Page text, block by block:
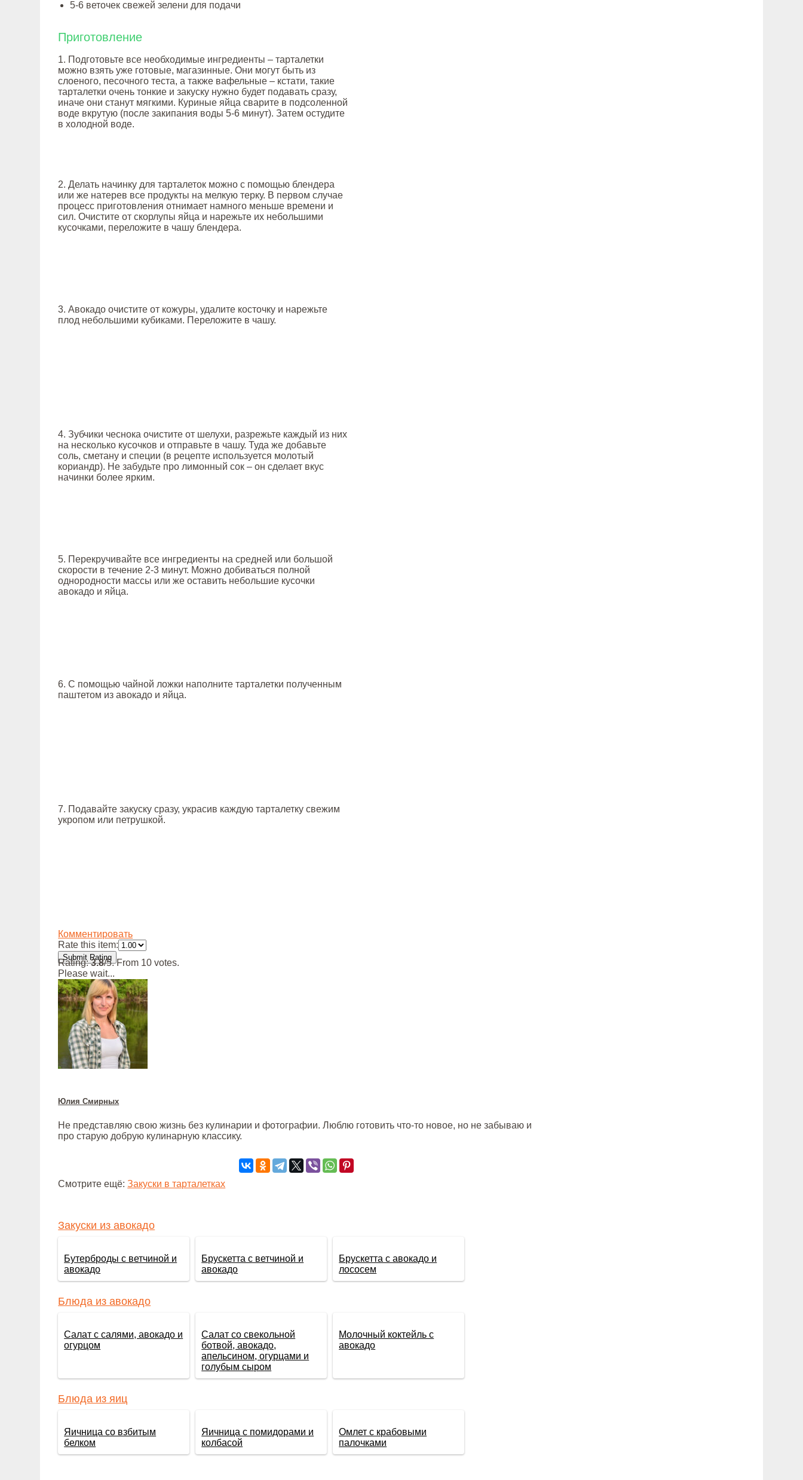
5-6 веточек свежей зелени для подачи
Приготовление
1. Подготовьте все необходимые ингредиенты – тарталетки
можно взять уже готовые, магазинные. Они могут быть из
слоеного, песочного теста, а также вафельные – кстати, такие
тарталетки очень тонкие и закуску нужно будет подавать сразу,
иначе они станут мягкими. Куриные яйца сварите в подсоленной
воде вкрутую (после закипания воды 5-6 минут). Затем остудите
в холодной воде.
2. Делать начинку для тарталеток можно с помощью блендера
или же натерев все продукты на мелкую терку. В первом случае
процесс приготовления отнимает намного меньше времени и
сил. Очистите от скорлупы яйца и нарежьте их небольшими
кусочками, переложите в чашу блендера.
3. Авокадо очистите от кожуры, удалите косточку и нарежьте
плод небольшими кубиками. Переложите в чашу.
4. Зубчики чеснока очистите от шелухи, разрежьте каждый из них
на несколько кусочков и отправьте в чашу. Туда же добавьте
соль, сметану и специи (в рецепте используется молотый
кориандр). Не забудьте про лимонный сок – он сделает вкус
начинки более ярким.
5. Перекручивайте все ингредиенты на средней или большой
скорости в течение 2-3 минут. Можно добиваться полной
однородности массы или же оставить небольшие кусочки
авокадо и яйца.
6. С помощью чайной ложки наполните тарталетки полученным
паштетом из авокадо и яйца.
7. Подавайте закуску сразу, украсив каждую тарталетку свежим
укропом или петрушкой.
Комментировать
Rate this item:
Submit Rating
Rating:3.8/5. From 10 votes.
Please wait...
Юлия Смирных
Не представляю свою жизнь без кулинарии и фотографии. Люблю готовить что-то новое, но не забываю и
про старую добрую кулинарную классику.
Смотрите ещё:Закуски в тарталетках
Закуски из авокадо
Бутерброды с ветчиной и
авокадо
Брускетта с ветчиной и
авокадо
Брускетта с авокадо и
лососем
Блюда из авокадо
Салат с салями, авокадо и
огурцом
Салат со свекольной
ботвой, авокадо,
апельсином, огурцами и
голубым сыром
Молочный коктейль с
авокадо
Блюда из яиц
Яичница со взбитым
белком
Яичница с помидорами и
колбасой
Омлет с крабовыми
палочками